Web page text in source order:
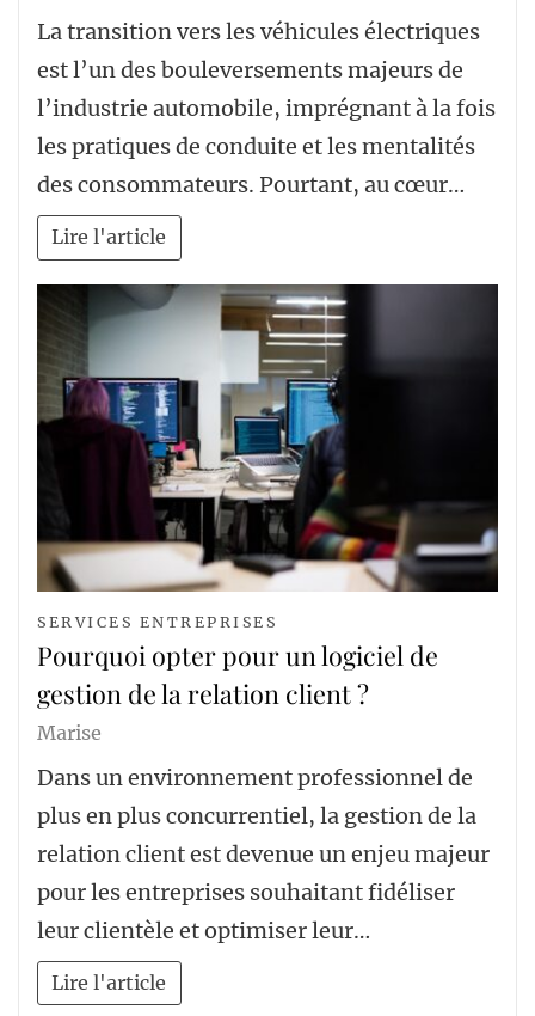
La transition vers les véhicules électriques
est l’un des bouleversements majeurs de
l’industrie automobile, imprégnant à la fois
les pratiques de conduite et les mentalités
des consommateurs. Pourtant, au cœur…
Lire l'article
SERVICES ENTREPRISES
Pourquoi opter pour un logiciel de
gestion de la relation client ?
Marise
Dans un environnement professionnel de
plus en plus concurrentiel, la gestion de la
relation client est devenue un enjeu majeur
pour les entreprises souhaitant fidéliser
leur clientèle et optimiser leur…
Lire l'article